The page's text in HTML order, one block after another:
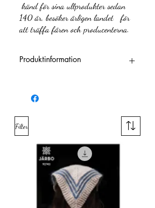
känd för sina ullprodukter sedan
140 år, besöker årligen landet för
att träffa fåren och producenterna.
Produktinformation
Garnkvalitet
´(fibrer)
Garnviktsgrupp Sport
Meter per 100
300 m
Filter